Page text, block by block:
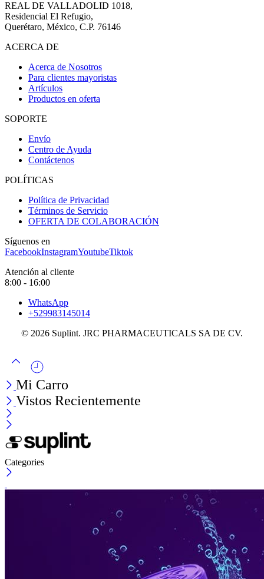
REAL DE VALLADOLID 1018,
Residencial El Refugio,
Querétaro, México, C.P. 76146
ACERCA DE
Acerca de Nosotros
Para clientes mayoristas
Artículos
Productos en oferta
SOPORTE
Envío
Centro de Ayuda
Contáctenos
POLÍTICAS
Política de Privacidad
Términos de Servicio
OFERTA DE COLABORACIÓN
Síguenos en
FacebookInstagramYoutubeTiktok
Atención al cliente
8:00 - 16:00
WhatsApp
+529983145014
© 2026 Suplint. JRC PHARMACEUTICALS SA DE CV.
Mi Carro
Vistos Recientemente
Categories